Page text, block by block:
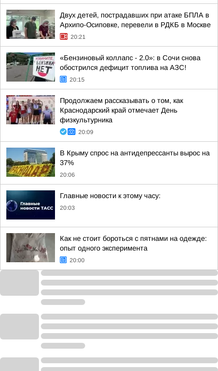
Двух детей, пострадавших при атаке БПЛА в
Архипо-Осиповке, перевели в РДКБ в Москве
20:21
«Бензиновый коллапс - 2.0»: в Сочи снова
обострился дефицит топлива на АЗС!
20:15
Продолжаем рассказывать о том, как
Краснодарский край отмечает День
физкультурника
20:09
В Крыму спрос на антидепрессанты вырос на
37%
20:06
Главные новости к этому часу:
20:03
Как не стоит бороться с пятнами на одежде:
опыт одного эксперимента
20:00